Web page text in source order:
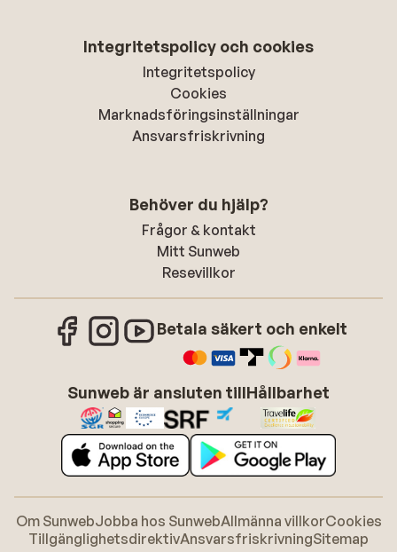
Integritetspolicy och cookies
Integritetspolicy
Cookies
Marknadsföringsinställningar
Ansvarsfriskrivning
Behöver du hjälp?
Frågor & kontakt
Mitt Sunweb
Resevillkor
Betala säkert och enkelt
Sunweb är ansluten tillHållbarhet
Om SunwebJobba hos SunwebAllmänna villkorCookies
TillgänglighetsdirektivAnsvarsfriskrivningSitemap